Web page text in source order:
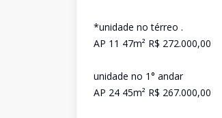
*unidade no térreo .
AP 11 47m² R$ 272.000,00
unidade no 1° andar
AP 24 45m² R$ 267.000,00